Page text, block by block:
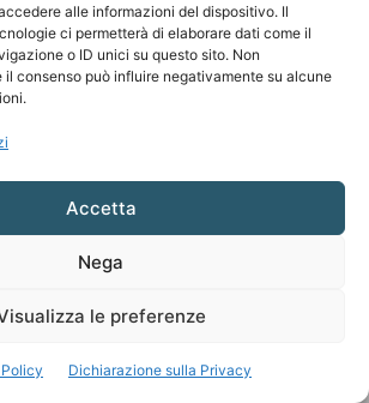
alle informazioni del dispositivo. Il
ci permetterà di elaborare dati come il
o ID unici su questo sito. Non
consenso può influire negativamente su alcune
Accetta
Nega
le preferenze
Dichiarazione sulla Privacy